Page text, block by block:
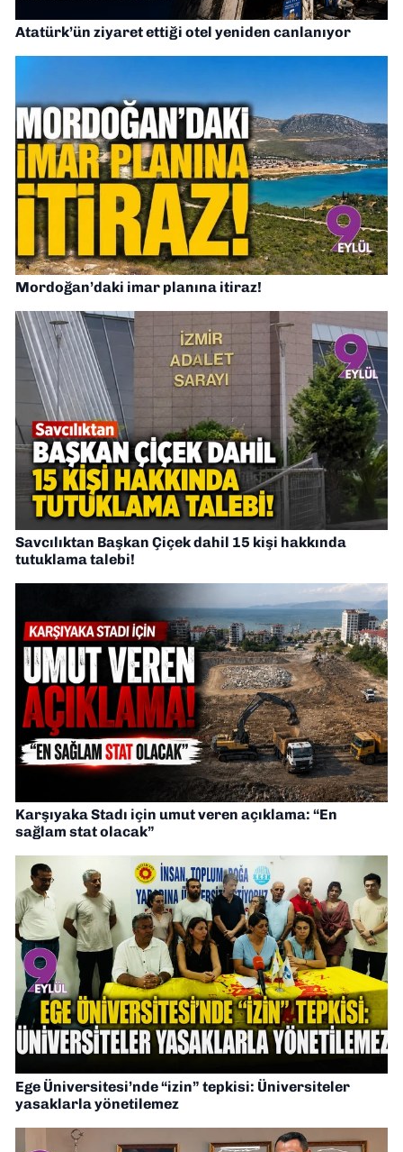
Atatürk’ün ziyaret ettiği otel yeniden canlanıyor
Mordoğan’daki imar planına itiraz!
Savcılıktan Başkan Çiçek dahil 15 kişi hakkında
tutuklama talebi!
Karşıyaka Stadı için umut veren açıklama: “En
sağlam stat olacak”
Ege Üniversitesi’nde “izin” tepkisi: Üniversiteler
yasaklarla yönetilemez